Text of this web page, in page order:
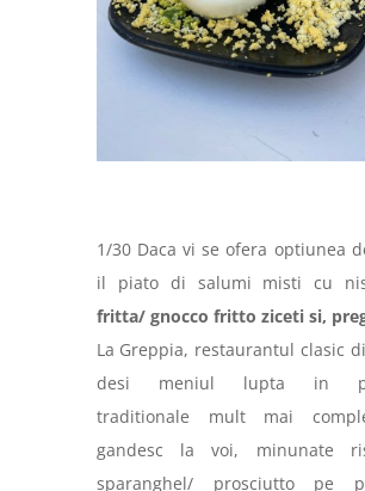
1/30 Daca vi se ofera optiunea
il piato di salumi misti cu
fritta/ gnocco fritto ziceti si,
La Greppia, restaurantul clasic
desi meniul lupta in
traditionale mult mai
gandesc la voi, minunate
sparanghel/ prosciutto pe